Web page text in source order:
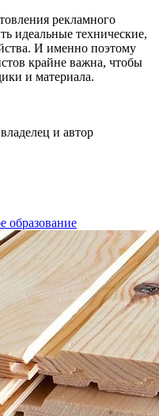
рекламного
идеальные технические,
И именно поэтому
крайне важна, чтобы
и материала.
и автор
образование